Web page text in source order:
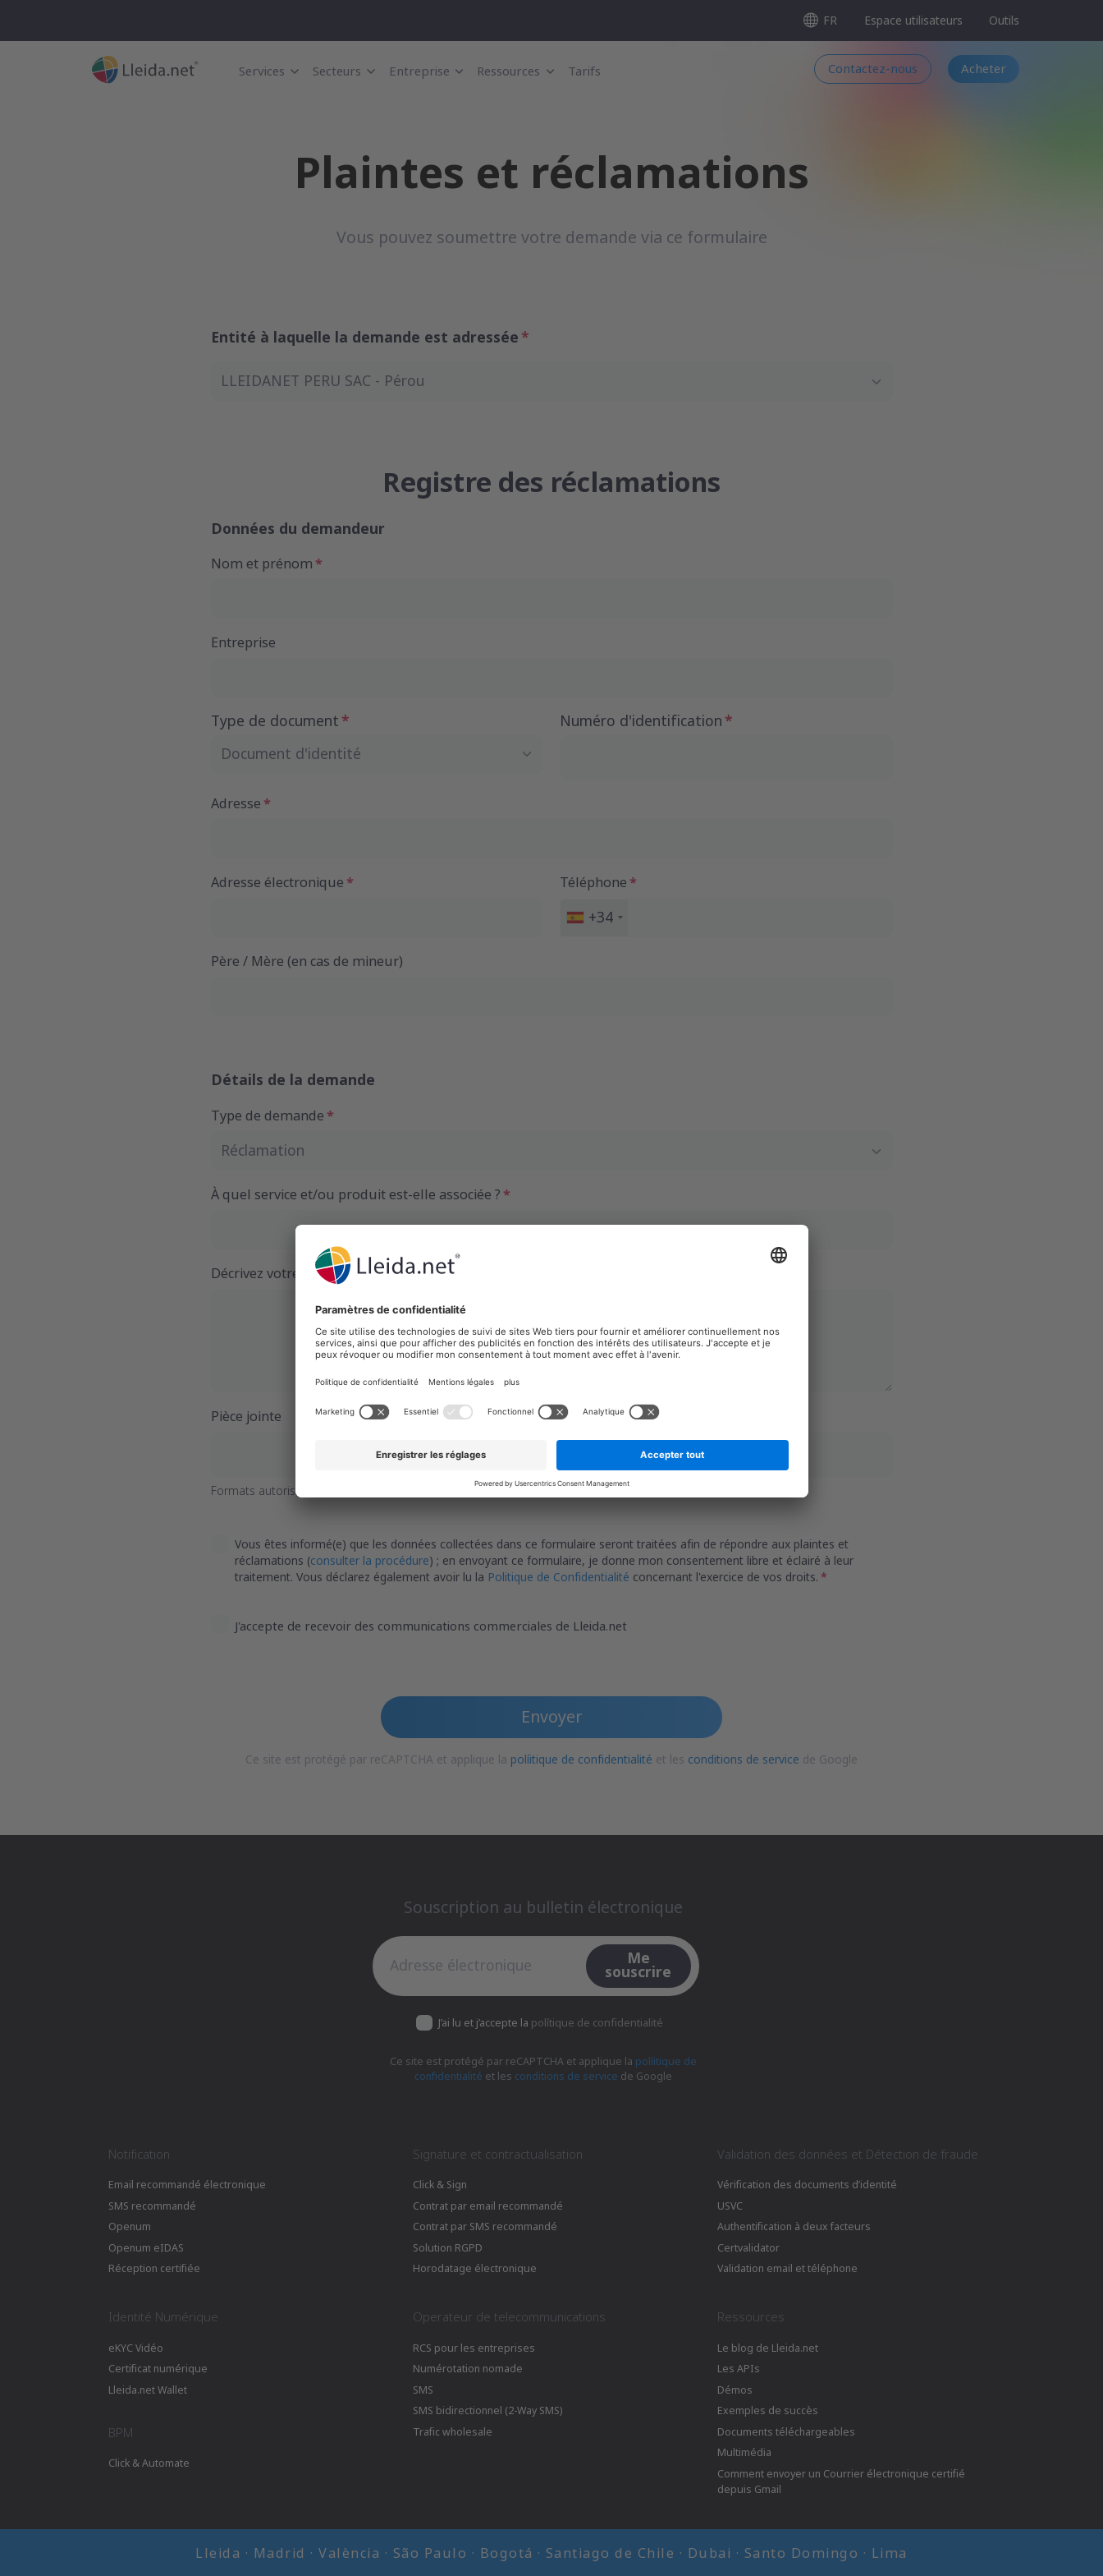
FR Espace utilisateurs Outils
Services Secteurs Entreprise Ressources Tarifs Contactez-nous Acheter
Plaintes et réclamations
Vous pouvez soumettre votre demande via ce formulaire
Entité à laquelle la demande est adressée
LLEIDANET PERU SAC - Pérou
Registre des réclamations
Données du demandeur
Nom et prénom
Entreprise
Type de document
Document d'identité
Numéro d'identification
Adresse
Adresse électronique Téléphone
Espagne
+34
Père / Mère (en cas de mineur)
Détails de la demande
Type de demande
Réclamation
À quel service et/ou produit est-elle associée ?
Décrivez votre demande et faites-nous part de vos commentaires à ce sujet
Pièce jointe
Formats autorisés : PDF, JPG et PNG
Vous êtes informé(e) que les données collectées dans ce formulaire seront traitées afin de répondre aux plaintes et
réclamations (consulter la procédure) ; en envoyant ce formulaire, je donne mon consentement libre et éclairé à leur
traitement. Vous déclarez également avoir lu la Politique de Confidentialité concernant l'exercice de vos droits.
J'accepte de recevoir des communications commerciales de Lleida.net
Envoyer
Ce site est protégé par reCAPTCHA et applique la políitique de confidentialité et les conditions de service de Google
Souscription au bulletin électronique
Souscription au bulletin électronique Me
souscrire
J’ai lu et j’accepte la polítique de confidentialité
Ce site est protégé par reCAPTCHA et applique la políitique de
confidentialité et les conditions de service de Google
Notification
Email recommandé électronique
SMS recommandé
Openum
Openum eIDAS
Réception certifiée
Signature et contractualisation
Click & Sign
Contrat par email recommandé
Contrat par SMS recommandé
Solution RGPD
Horodatage électronique
Validation des données et Détection de fraude
Vérification des documents d’identité
USVC
Authentification à deux facteurs
Certvalidator
Validation email et téléphone
Identité Numérique
eKYC Vidéo
Certificat numérique
Lleida.net Wallet
BPM
Click & Automate
Operateur de telecommunications
RCS pour les entreprises
Numérotation nomade
SMS
SMS bidirectionnel (2-Way SMS)
Trafic wholesale
Ressources
Le blog de Lleida.net
Les APIs
Démos
Exemples de succès
Documents téléchargeables
Multimédia
Comment envoyer un Courrier électronique certifié
depuis Gmail
Lleida · Madrid · València · São Paulo · Bogotá · Santiago de Chile · Dubai · Santo Domingo · Lima